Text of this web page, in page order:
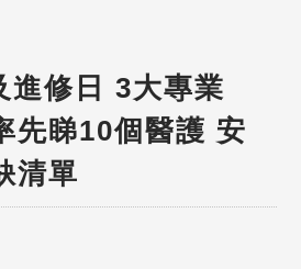
進修日 3大專業
先睇10個醫護 安
清單